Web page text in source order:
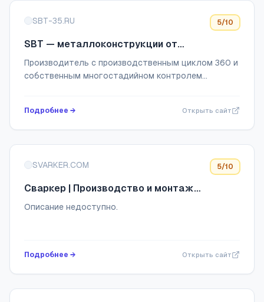
SBT-35.RU 5/10
SBT — металлоконструкции от
производителя г. Вологда
Производитель с производственным циклом 360 и
собственным многостадийном контролем
Подробнее → Открыть сайт
SVARKER.COM 5/10
Сваркер | Производство и монтаж
металлоконструкций любой сложности!
Описание недоступно.
Подробнее → Открыть сайт